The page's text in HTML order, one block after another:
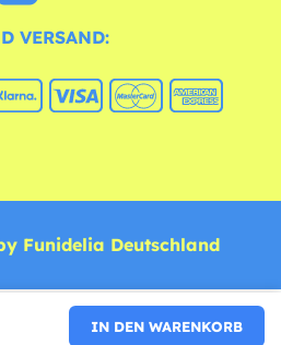
IN DEN WARENKORB
VERSAND:
Funidelia Deutschland